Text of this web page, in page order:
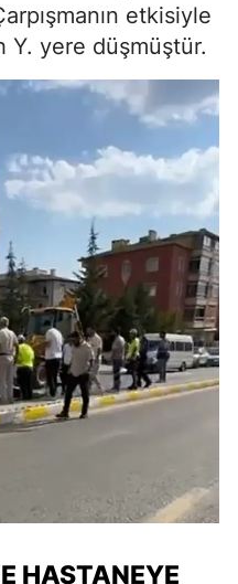
etkisiyle
Y. yere düşmüştür.
HASTANEYE